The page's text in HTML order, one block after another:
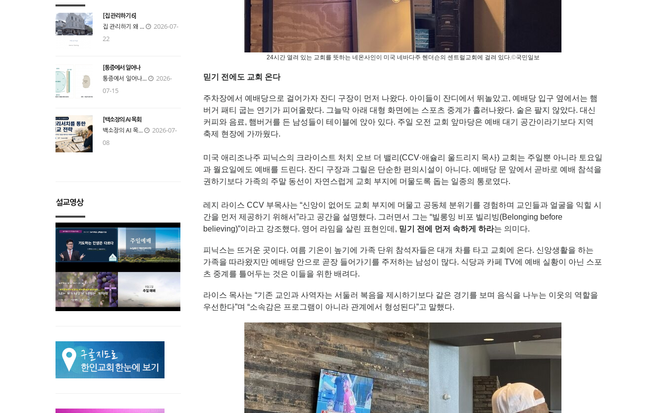
24시간 열려 있는 교회를 뜻하는 네온사인이 미국 네바다주 헨더슨의 센트럴교회에 걸려 있다. ©국민일보
믿기 전에도 교회 온다
주차장에서 예배당으로 걸어가자 잔디 구장이 먼저 나왔다. 아이들이 잔디에서 뛰놀았고, 예배당 입구 옆에서는 햄
버거 패티 굽는 연기가 피어올랐다. 그늘막 아래 대형 화면에는 스포츠 중계가 흘러나왔다. 술은 팔지 않았다. 대신
커피와 음료, 햄버거를 든 남성들이 테이블에 앉아 있다. 주일 오전 교회 앞마당은 예배 대기 공간이라기보다 지역
축제 현장에 가까웠다.
미국 애리조나주 피닉스의 크라이스트 처치 오브 더 밸리(CCV·애슐리 울드리지 목사) 교회는 주일뿐 아니라 토요일
과 월요일에도 예배를 드린다. 잔디 구장과 그릴은 단순한 편의시설이 아니다. 예배당 문 앞에서 곧바로 예배 참석을
권하기보다 가족의 주말 동선이 자연스럽게 교회 부지에 머물도록 돕는 일종의 통로였다.
레지 라이스 CCV 부목사는 “신앙이 없어도 교회 부지에 머물고 공동체 분위기를 경험하며 교인들과 얼굴을 익힐 시
간을 먼저 제공하기 위해서”라고 공간을 설명했다. 그러면서 그는 “빌롱잉 비포 빌리빙(Belonging before
believing)”이라고 강조했다. 영어 라임을 살린 표현인데, 믿기 전에 먼저 속하게 하라는 의미다.
피닉스는 뜨거운 곳이다. 여름 기온이 높기에 가족 단위 참석자들은 대개 차를 타고 교회에 온다. 신앙생활을 하는
가족을 따라왔지만 예배당 안으로 곧장 들어가기를 주저하는 남성이 많다. 식당과 카페 TV에 예배 실황이 아닌 스포
츠 중계를 틀어두는 것은 이들을 위한 배려다.
라이스 목사는 “기존 교인과 사역자는 서둘러 복음을 제시하기보다 같은 경기를 보며 음식을 나누는 이웃의 역할을
우선한다”며 “소속감은 프로그램이 아니라 관계에서 형성된다”고 말했다.
[집 관리하기 6]
집 관리하기 왜 ...
2026-07-
22
[통증에서 일어나
통증에서 일어나...
2026-
07-15
[백소장의 AI 목회
백소장의 AI 목...
2026-07-
08
설교영상